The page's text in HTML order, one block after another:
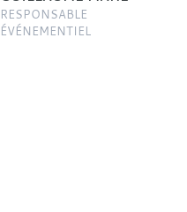
RESPONSABLE
ÉVÉNEMENTIEL